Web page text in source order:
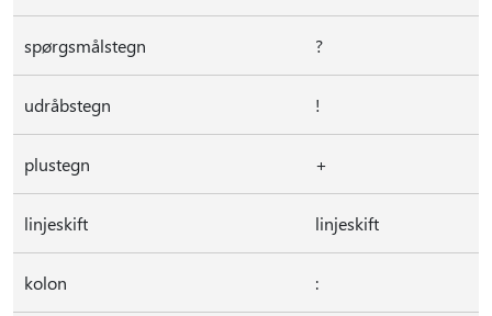
spørgsmålstegn ?
udråbstegn !
plustegn +
linjeskift linjeskift
kolon :